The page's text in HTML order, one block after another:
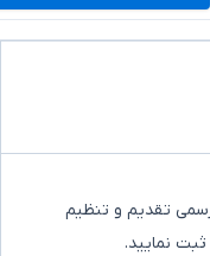
تقدیم و تنظیم
نمایید.